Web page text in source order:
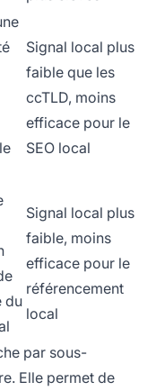
Signal local plus
faible que les
ccTLD, moins
efficace pour le
SEO local
du
Signal local plus
faible, moins
efficace pour le
référencement
local
par sous-
Elle permet de